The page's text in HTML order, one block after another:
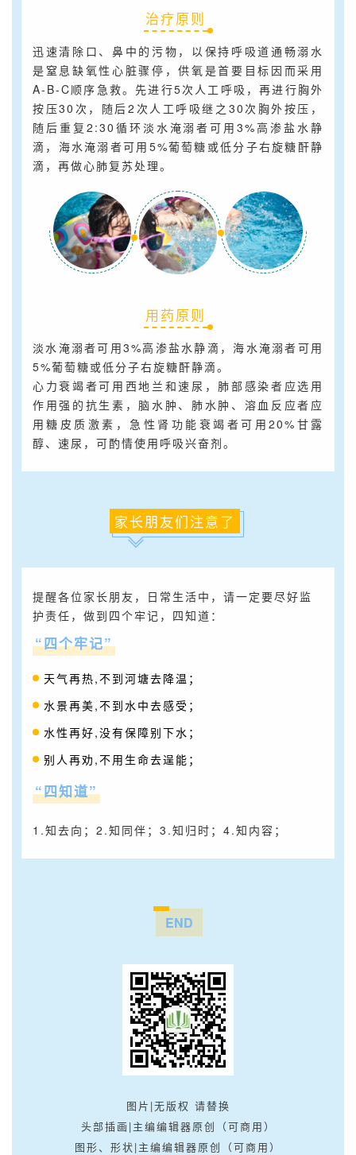
治疗原则
迅速清除口、鼻中的污物，以保持呼吸道通畅溺水
是窒息缺氧性心脏骤停，供氧是首要目标因而采用
A-B-C顺序急救。先进行5次人工呼吸，再进行胸外
按压30次，随后2次人工呼吸继之30次胸外按压，
随后重复2:30循环淡水淹溺者可用3%高渗盐水静
滴，海水淹溺者可用5%葡萄糖或低分子右旋糖酐静
滴，再做心肺复苏处理。
用药原则
淡水淹溺者可用3%高渗盐水静滴，海水淹溺者可用
5%葡萄糖或低分子右旋糖酐静滴。
心力衰竭者可用西地兰和速尿，肺部感染者应选用
作用强的抗生素，脑水肿、肺水肿、溶血反应者应
用糖皮质激素，急性肾功能衰竭者可用20%甘露
醇、速尿，可酌情使用呼吸兴奋剂。
家长朋友们注意了
提醒各位家长朋友，日常生活中，请一定要尽好监
护责任，做到四个牢记，四知道：
“四个牢记”
天气再热,不到河塘去降温；
水景再美,不到水中去感受；
水性再好,没有保障别下水；
别人再劝,不用生命去逞能；
“四知道”
1.知去向；2.知同伴；3.知归时；4.知内容；
END
图片|无版权 请替换
头部插画|主编编辑器原创（可商用）
图形、形状|主编编辑器原创（可商用）